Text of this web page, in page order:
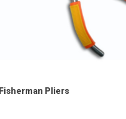
Fisherman Pliers